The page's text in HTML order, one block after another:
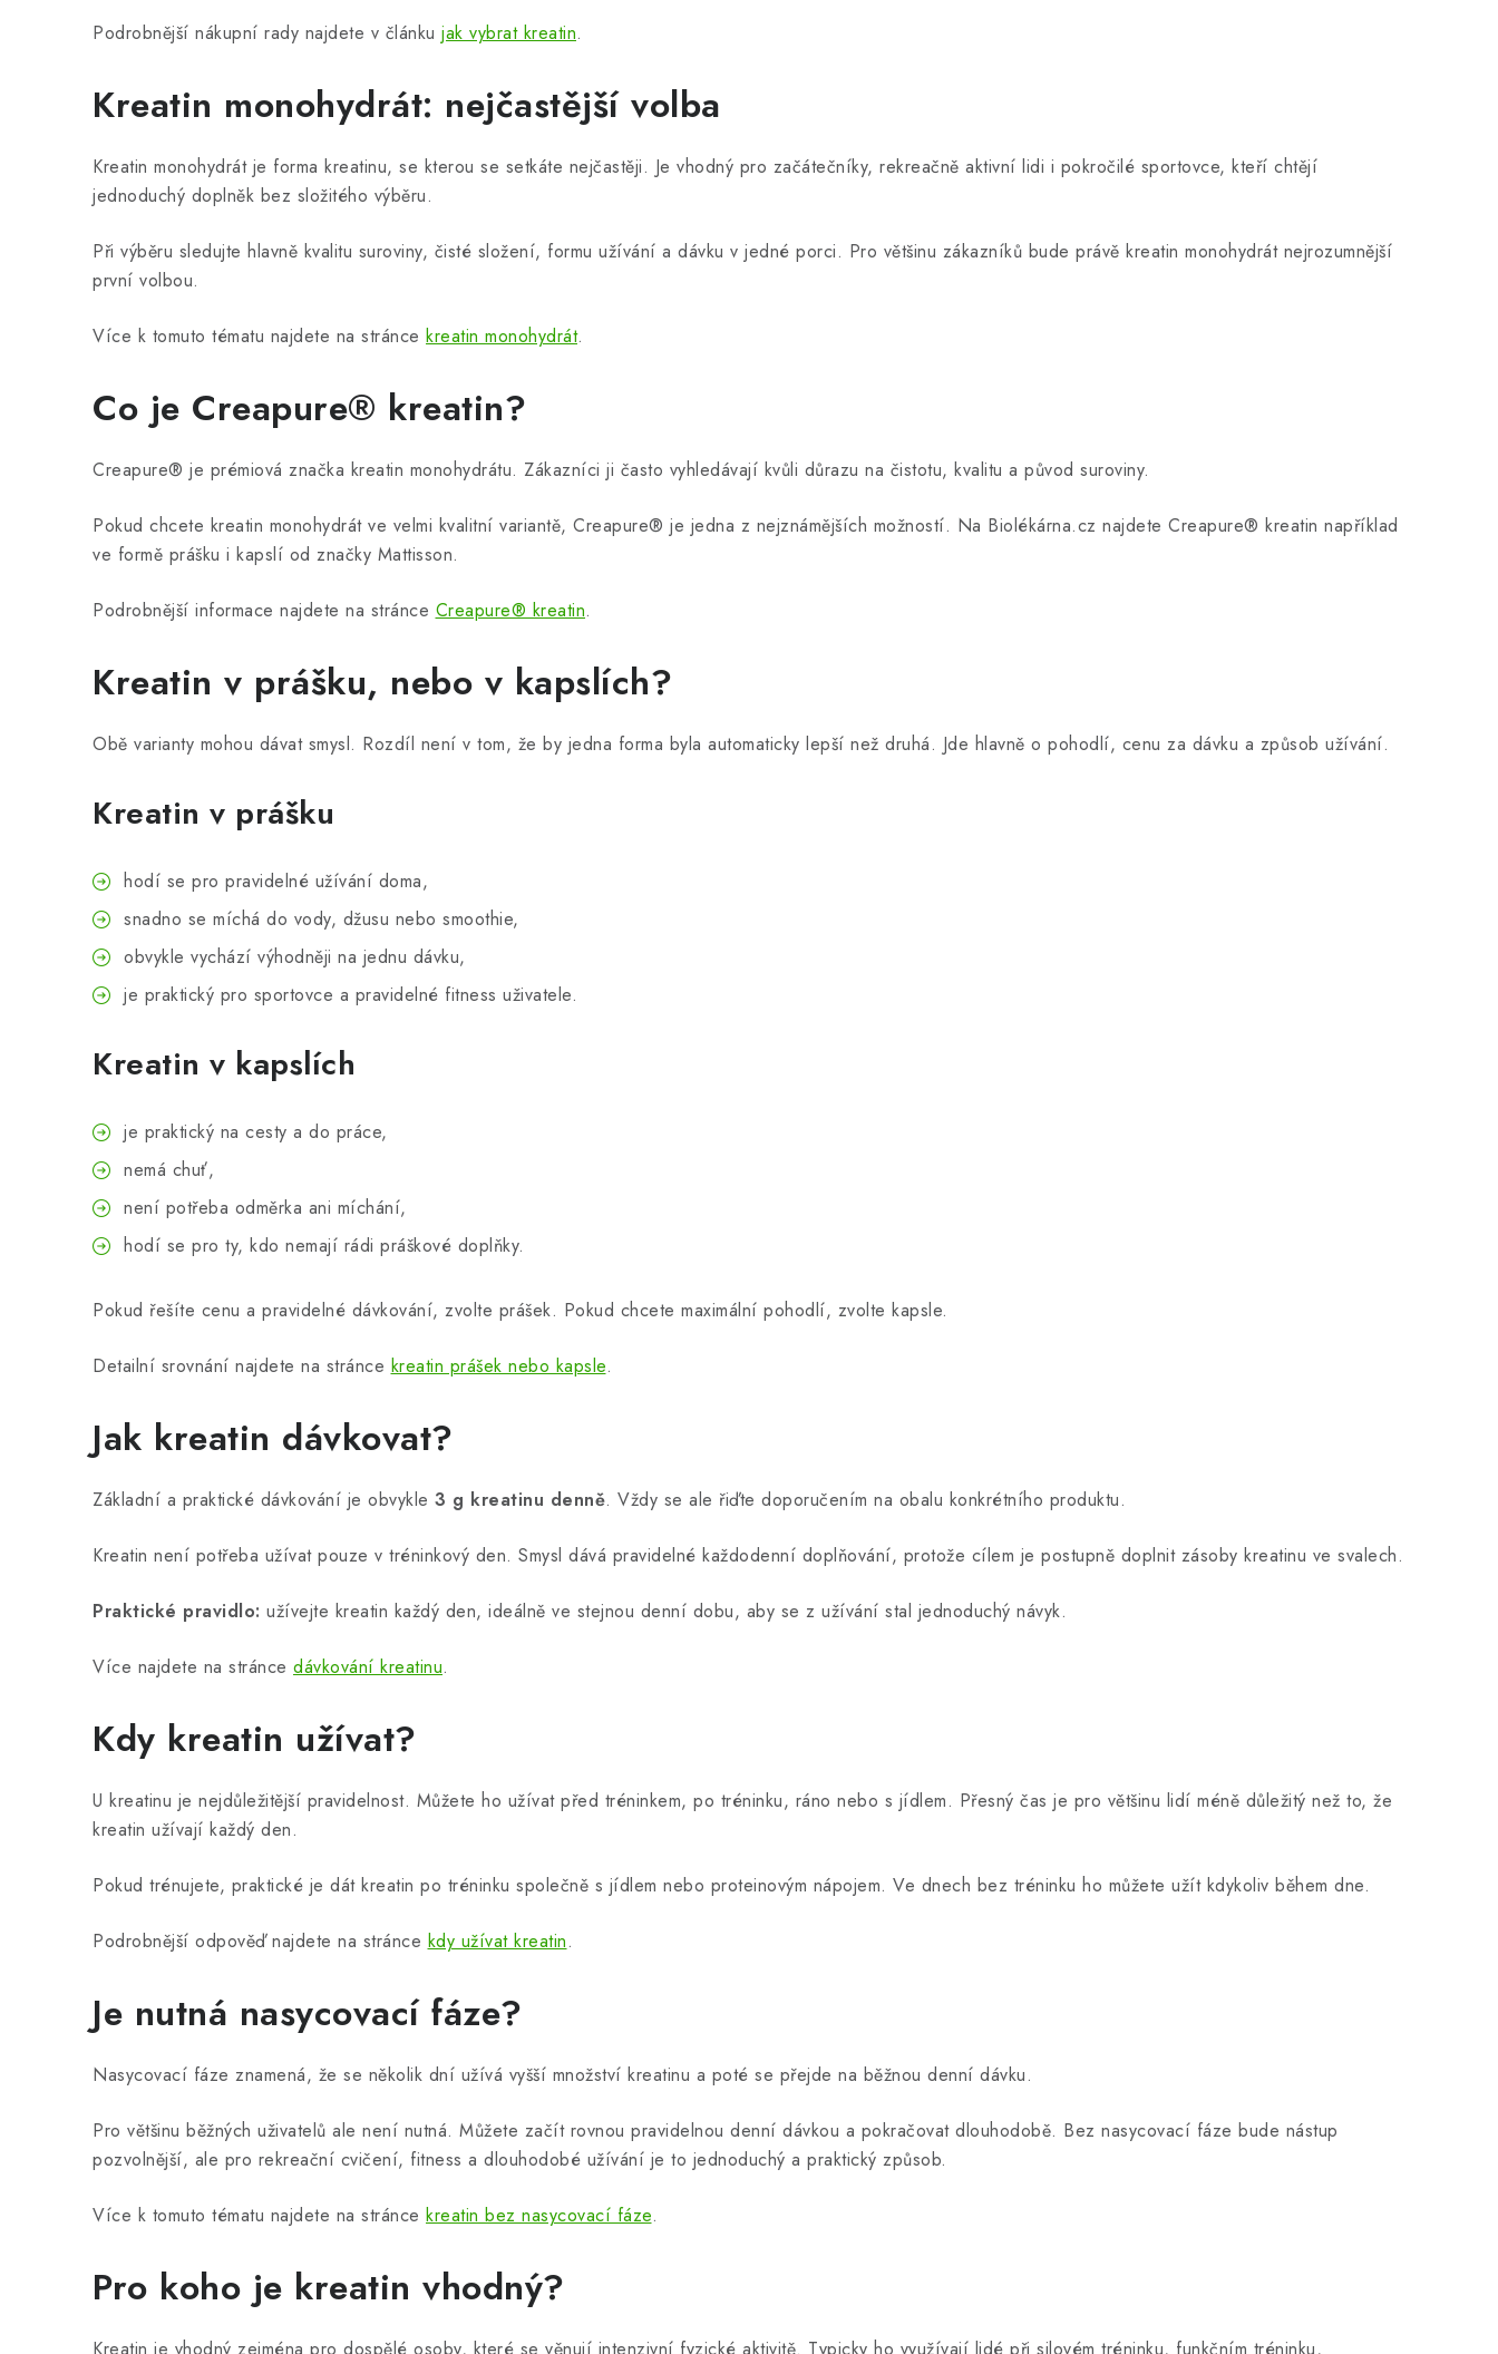
Podrobnější nákupní rady najdete v článku jak vybrat kreatin.
Kreatin monohydrát: nejčastější volba
Kreatin monohydrát je forma kreatinu, se kterou se setkáte nejčastěji. Je vhodný pro začátečníky, rekreačně aktivní lidi i pokročilé sportovce, kteří chtějí
jednoduchý doplněk bez složitého výběru.
Při výběru sledujte hlavně kvalitu suroviny, čisté složení, formu užívání a dávku v jedné porci. Pro většinu zákazníků bude právě kreatin monohydrát nejrozumnější
první volbou.
Více k tomuto tématu najdete na stránce kreatin monohydrát.
Co je Creapure® kreatin?
Creapure® je prémiová značka kreatin monohydrátu. Zákazníci ji často vyhledávají kvůli důrazu na čistotu, kvalitu a původ suroviny.
Pokud chcete kreatin monohydrát ve velmi kvalitní variantě, Creapure® je jedna z nejznámějších možností. Na Biolékárna.cz najdete Creapure® kreatin například
ve formě prášku i kapslí od značky Mattisson.
Podrobnější informace najdete na stránce Creapure® kreatin.
Kreatin v prášku, nebo v kapslích?
Obě varianty mohou dávat smysl. Rozdíl není v tom, že by jedna forma byla automaticky lepší než druhá. Jde hlavně o pohodlí, cenu za dávku a způsob užívání.
Kreatin v prášku
hodí se pro pravidelné užívání doma,
snadno se míchá do vody, džusu nebo smoothie,
obvykle vychází výhodněji na jednu dávku,
je praktický pro sportovce a pravidelné fitness uživatele.
Kreatin v kapslích
je praktický na cesty a do práce,
nemá chuť,
není potřeba odměrka ani míchání,
hodí se pro ty, kdo nemají rádi práškové doplňky.
Pokud řešíte cenu a pravidelné dávkování, zvolte prášek. Pokud chcete maximální pohodlí, zvolte kapsle.
Detailní srovnání najdete na stránce kreatin prášek nebo kapsle.
Jak kreatin dávkovat?
Základní a praktické dávkování je obvykle 3 g kreatinu denně. Vždy se ale řiďte doporučením na obalu konkrétního produktu.
Kreatin není potřeba užívat pouze v tréninkový den. Smysl dává pravidelné každodenní doplňování, protože cílem je postupně doplnit zásoby kreatinu ve svalech.
Praktické pravidlo: užívejte kreatin každý den, ideálně ve stejnou denní dobu, aby se z užívání stal jednoduchý návyk.
Více najdete na stránce dávkování kreatinu.
Kdy kreatin užívat?
U kreatinu je nejdůležitější pravidelnost. Můžete ho užívat před tréninkem, po tréninku, ráno nebo s jídlem. Přesný čas je pro většinu lidí méně důležitý než to, že
kreatin užívají každý den.
Pokud trénujete, praktické je dát kreatin po tréninku společně s jídlem nebo proteinovým nápojem. Ve dnech bez tréninku ho můžete užít kdykoliv během dne.
Podrobnější odpověď najdete na stránce kdy užívat kreatin.
Je nutná nasycovací fáze?
Nasycovací fáze znamená, že se několik dní užívá vyšší množství kreatinu a poté se přejde na běžnou denní dávku.
Pro většinu běžných uživatelů ale není nutná. Můžete začít rovnou pravidelnou denní dávkou a pokračovat dlouhodobě. Bez nasycovací fáze bude nástup
pozvolnější, ale pro rekreační cvičení, fitness a dlouhodobé užívání je to jednoduchý a praktický způsob.
Více k tomuto tématu najdete na stránce kreatin bez nasycovací fáze.
Pro koho je kreatin vhodný?
Kreatin je vhodný zejména pro dospělé osoby, které se věnují intenzivní fyzické aktivitě. Typicky ho využívají lidé při silovém tréninku, funkčním tréninku,